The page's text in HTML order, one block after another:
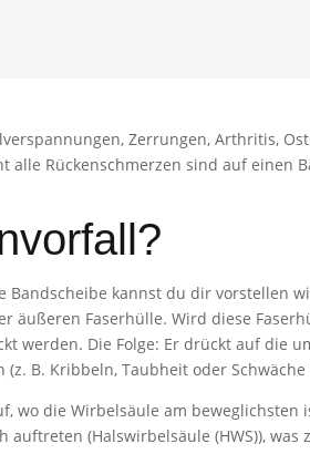
Zerrungen, Arthritis,
Rückenschmerzen sind auf einen
kannst du dir vorstellen
äußeren Faserhülle. Wird diese
werden. Die Folge: Er drückt auf die
B. Kribbeln, Taubheit oder
wo die Wirbelsäule am beweglichsten
(Halswirbelsäule (HWS)),